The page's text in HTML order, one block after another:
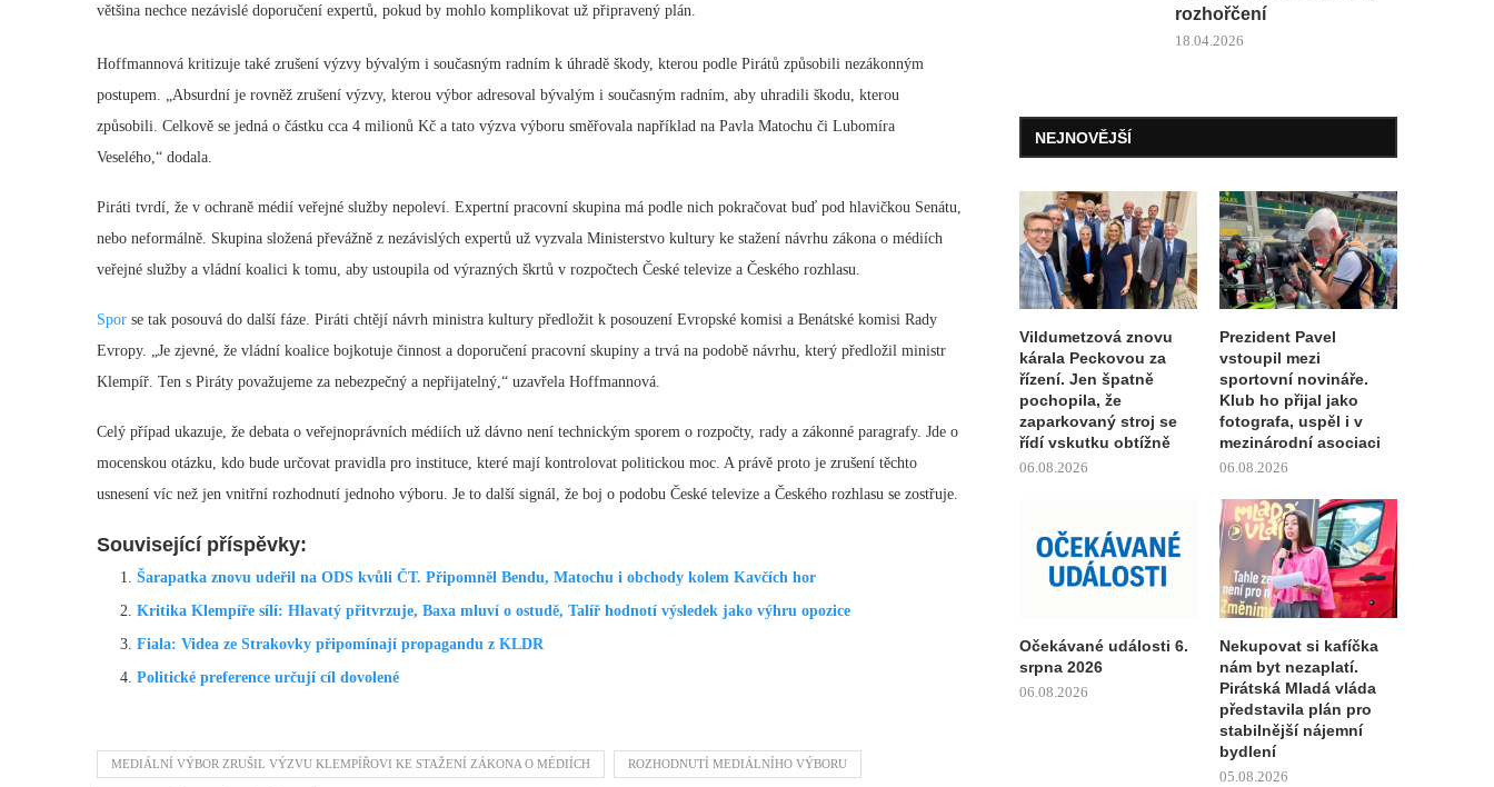
většina nechce nezávislé doporučení expertů, pokud by mohlo komplikovat už připravený plán.
Hoffmannová kritizuje také zrušení výzvy bývalým i současným radním k úhradě škody, kterou podle Pirátů způsobili nezákonným
postupem. „Absurdní je rovněž zrušení výzvy, kterou výbor adresoval bývalým i současným radním, aby uhradili škodu, kterou
způsobili. Celkově se jedná o částku cca 4 milionů Kč a tato výzva výboru směřovala například na Pavla Matochu či Lubomíra
Veselého,“ dodala.
Piráti tvrdí, že v ochraně médií veřejné služby nepoleví. Expertní pracovní skupina má podle nich pokračovat buď pod hlavičkou Senátu,
nebo neformálně. Skupina složená převážně z nezávislých expertů už vyzvala Ministerstvo kultury ke stažení návrhu zákona o médiích
veřejné služby a vládní koalici k tomu, aby ustoupila od výrazných škrtů v rozpočtech České televize a Českého rozhlasu.
Spor se tak posouvá do další fáze. Piráti chtějí návrh ministra kultury předložit k posouzení Evropské komisi a Benátské komisi Rady
Evropy. „Je zjevné, že vládní koalice bojkotuje činnost a doporučení pracovní skupiny a trvá na podobě návrhu, který předložil ministr
Klempíř. Ten s Piráty považujeme za nebezpečný a nepřijatelný,“ uzavřela Hoffmannová.
Celý případ ukazuje, že debata o veřejnoprávních médiích už dávno není technickým sporem o rozpočty, rady a zákonné paragrafy. Jde o
mocenskou otázku, kdo bude určovat pravidla pro instituce, které mají kontrolovat politickou moc. A právě proto je zrušení těchto
usnesení víc než jen vnitřní rozhodnutí jednoho výboru. Je to další signál, že boj o podobu České televize a Českého rozhlasu se zostřuje.
Související příspěvky:
Šarapatka znovu udeřil na ODS kvůli ČT. Připomněl Bendu, Matochu i obchody kolem Kavčích hor
Kritika Klempíře sílí: Hlavatý přitvrzuje, Baxa mluví o ostudě, Talíř hodnotí výsledek jako výhru opozice
Fiala: Videa ze Strakovky připomínají propagandu z KLDR
Politické preference určují cíl dovolené
MEDIÁLNÍ VÝBOR ZRUŠIL VÝZVU KLEMPÍŘOVI KE STAŽENÍ ZÁKONA O MÉDIÍCH ROZHODNUTÍ MEDIÁLNÍHO VÝBORU
rozhořčení
18.04.2026
NEJNOVĚJŠÍ
Vildumetzová znovu
ká­rala Peckovou za
řízení. Jen špatně
pochopila, že
zaparkovaný stroj se
řídí vskutku obtížně
06.08.2026
Prezident Pavel
vstoupil mezi
sportovní novináře.
Klub ho přijal jako
fotografa, uspěl i v
mezinárodní asociaci
06.08.2026
Očekávané události 6.
srpna 2026
06.08.2026
Nekupovat si kafíčka
nám byt nezaplatí.
Pirátská Mladá vláda
představila plán pro
stabilnější nájemní
bydlení
05.08.2026